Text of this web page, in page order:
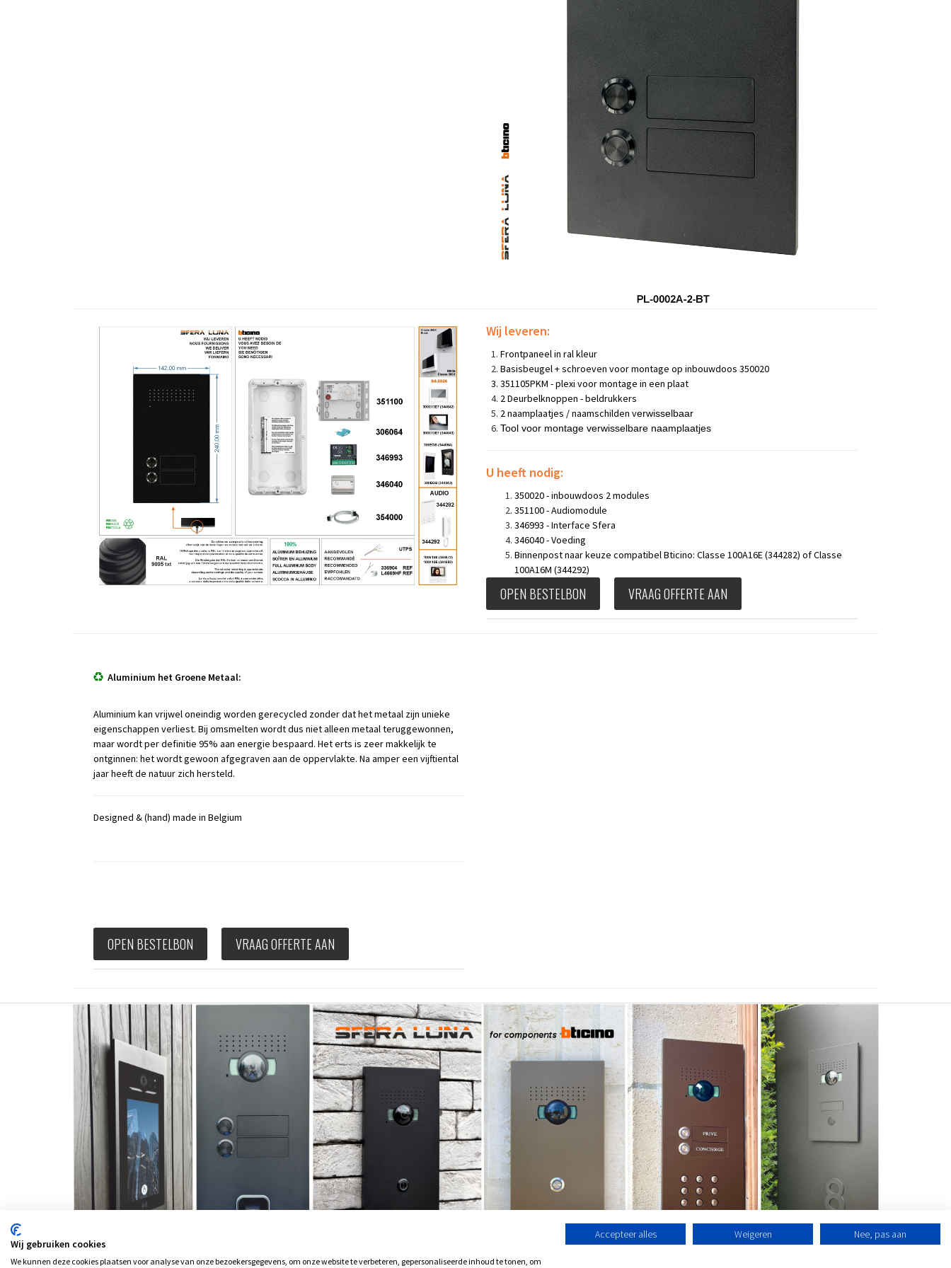
Wij leveren:
Frontpaneel in ral kleur
Basisbeugel + schroeven voor montage op inbouwdoos 350020
351105PKM - plexi voor montage in een plaat
2 Deurbelknoppen - beldrukkers
2 naamplaatjes / naamschilden verwisselbaar
Tool voor montage verwisselbare naamplaatjes
U heeft nodig:
350020 - inbouwdoos 2 modules
351100 - Audiomodule
346993 - Interface Sfera
346040 - Voeding
Binnenpost naar keuze compatibel Bticino: Classe 100A16E (344282) of Classe
100A16M (344292)
OPEN BESTELBON VRAAG OFFERTE AAN
Aluminium het Groene Metaal:
Aluminium kan vrijwel oneindig worden gerecycled zonder dat het metaal zijn unieke
eigenschappen verliest. Bij omsmelten wordt dus niet alleen metaal teruggewonnen,
maar wordt per definitie 95% aan energie bespaard. Het erts is zeer makkelijk te
ontginnen: het wordt gewoon afgegraven aan de oppervlakte. Na amper een vijftiental
jaar heeft de natuur zich hersteld.
Designed & (hand) made in Belgium
OPEN BESTELBON VRAAG OFFERTE AAN
Wij gebruiken cookies
We kunnen deze cookies plaatsen voor analyse van onze bezoekersgegevens, om onze website te verbeteren, gepersonaliseerde inhoud te tonen, om
Accepteer alles Weigeren Nee, pas aan